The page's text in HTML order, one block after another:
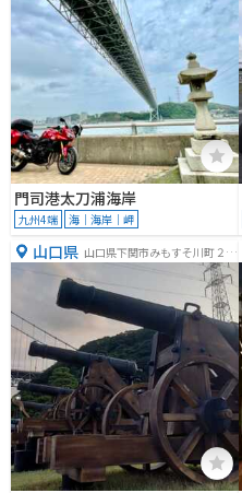
門司港太刀浦海岸
九州4端 海｜海岸｜岬
山口県 山口県下関市みもすそ川町２１